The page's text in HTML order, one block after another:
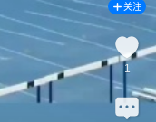
关注
1